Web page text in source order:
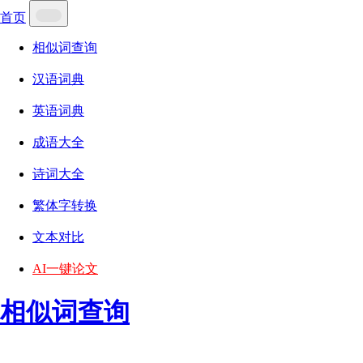
首页
相似词查询
汉语词典
英语词典
成语大全
诗词大全
繁体字转换
文本对比
AI一键论文
相似词查询